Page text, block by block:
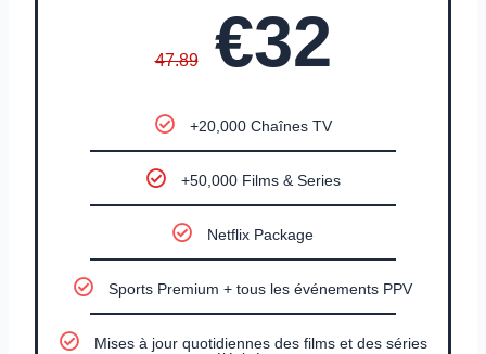
47.89 €32
+20,000 Chaînes TV
+50,000 Films & Series
Netflix Package
Sports Premium + tous les événements PPV
Mises à jour quotidiennes des films et des séries